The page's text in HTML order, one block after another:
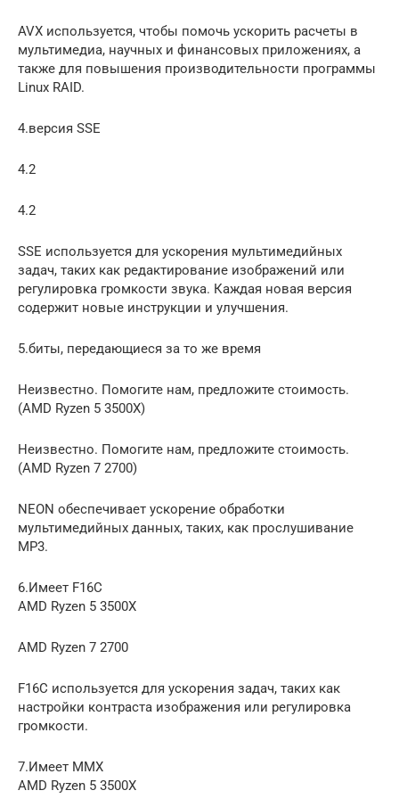
AVX используется, чтобы помочь ускорить расчеты в
мультимедиа, научных и финансовых приложениях, а
также для повышения производительности программы
Linux RAID.
4.версия SSE
4.2
4.2
SSE используется для ускорения мультимедийных
задач, таких как редактирование изображений или
регулировка громкости звука. Каждая новая версия
содержит новые инструкции и улучшения.
5.биты, передающиеся за то же время
Неизвестно. Помогите нам, предложите стоимость.
(AMD Ryzen 5 3500X)
Неизвестно. Помогите нам, предложите стоимость.
(AMD Ryzen 7 2700)
NEON обеспечивает ускорение обработки
мультимедийных данных, таких, как прослушивание
MP3.
6.Имеет F16C
AMD Ryzen 5 3500X
AMD Ryzen 7 2700
F16C используется для ускорения задач, таких как
настройки контраста изображения или регулировка
громкости.
7.Имеет MMX
AMD Ryzen 5 3500X